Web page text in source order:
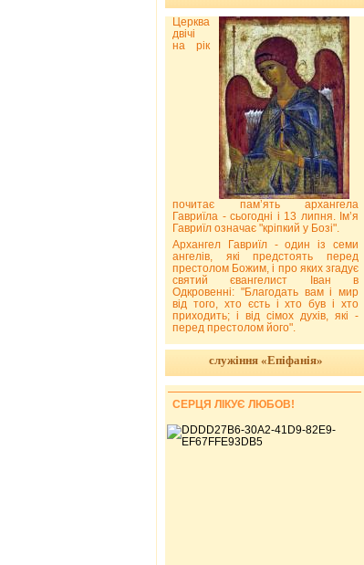
Церква
двічі
на рік
почитає пам’ять архангела
Гавриїла - сьогодні і 13 липня. Ім’я
Гавриїл означає "кріпкий у Бозі".
Архангел Гавриїл - один із семи
ангелів, які предстоять перед
престолом Божим, і про яких згадує
святий євангелист Іван в
Одкровенні: "Благодать вам і мир
від того, хто єсть і хто був і хто
приходить; і від сімох духів, які -
перед престолом його".
служіння «Епіфанія»
СЕРЦЯ ЛІКУЄ ЛЮБОВ!